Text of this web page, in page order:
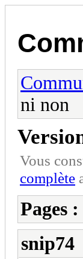
ni non
Vous
complète
Pages :
snip74